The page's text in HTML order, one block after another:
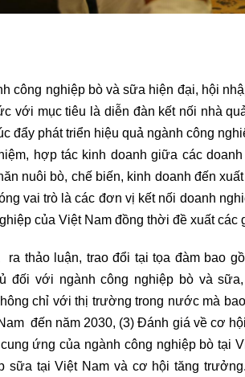
công nghiệp bò và sữa hiện đại, hội
với mục tiêu là diễn đàn kết nối nhà
đẩy phát triển hiệu quả ngành công
hợp tác kinh doanh giữa các
nuôi bò, chế biến, kinh doanh đến
vai trò là các đơn vị kết nối doanh
của Việt Nam đồng thời đề xuất các
thảo luận, trao đổi tại tọa đàm bao
đối với ngành công nghiệp bò và
chỉ với thị trường trong nước mà
đến năm 2030, (3) Đánh giá về cơ
ứng của ngành công nghiệp bò tại
sữa tại Việt Nam và cơ hội tăng